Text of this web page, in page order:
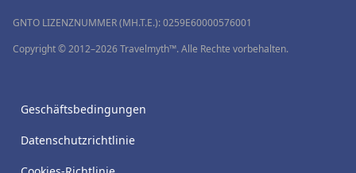
GNTO LIZENZNUMMER (MH.T.E.): 0259Ε60000576001
Copyright © 2012–2026 Travelmyth™. Alle Rechte vorbehalten.
Geschäftsbedingungen
Datenschutzrichtlinie